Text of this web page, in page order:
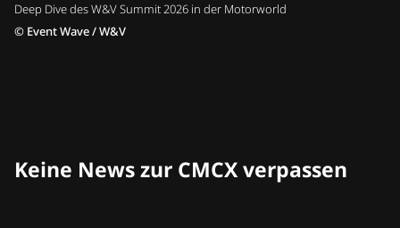
Deep Dive des W&V Summit 2026 in der Motorworld
© Event Wave / W&V
Keine News zur CMCX verpassen